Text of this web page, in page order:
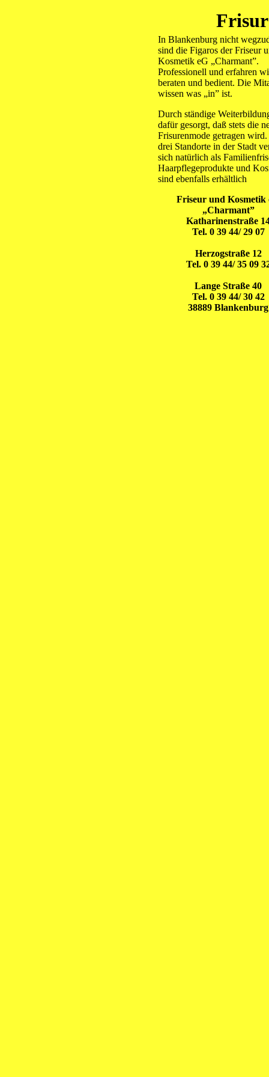
In Blankenburg nicht
sind die Figaros der Friseur
Kosmetik eG „Charmant”.
Professionell und erfahren
beraten und bedient. Die
wissen was „in” ist.
Durch ständige
dafür gesorgt, daß stets die
Frisurenmode getragen
drei Standorte in der Stadt
sich natürlich als
Haarpflegeprodukte und
sind ebenfalls erhältlich
Friseur und Kosmetik
„Charmant”
Katharinenstraße
Tel. 0 39 44/ 29 07
Herzogstraße 12
Tel. 0 39 44/ 35 09
Lange Straße 40
Tel. 0 39 44/ 30 42
38889 Blankenburg